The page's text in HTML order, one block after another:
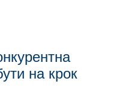
на крок